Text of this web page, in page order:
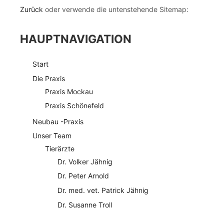
Zurück oder verwende die untenstehende Sitemap:
HAUPTNAVIGATION
Start
Die Praxis
Praxis Mockau
Praxis Schönefeld
Neubau -Praxis
Unser Team
Tierärzte
Dr. Volker Jähnig
Dr. Peter Arnold
Dr. med. vet. Patrick Jähnig
Dr. Susanne Troll